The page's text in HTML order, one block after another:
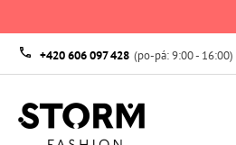
+420 606 097 428